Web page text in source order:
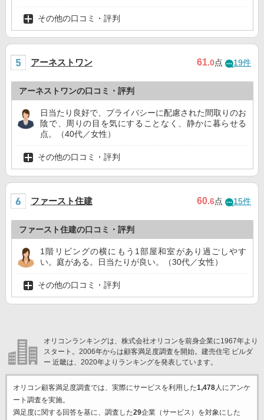
その他の口コミ・評判
アーネストワン 61.0点 19件
アーネストワンの口コミ・評判
日当たり良好で、プライバシーに配慮された間取りのお
陰で、周りの目を気にすることなく、静かに暮らせる
点。（40代／女性）
その他の口コミ・評判
ファースト住建 60.6点 15件
ファースト住建の口コミ・評判
1階リビングの横にもう1部屋和室があり過ごしやす
い。庭がある。日当たりが良い。（30代／女性）
その他の口コミ・評判
オリコンランキングは、株式会社オリコンを前身企業に1967年より
スタート。2006年からは顧客満足度調査を開始。建売住宅 ビルダ
ー 近畿は、2020年よりランキングを発表しています。
オリコン顧客満足度調査では、実際にサービスを利用した1,478人にアンケ
ート調査を実施。
満足度に関する回答を基に、調査した29企業（サービス）を対象にした